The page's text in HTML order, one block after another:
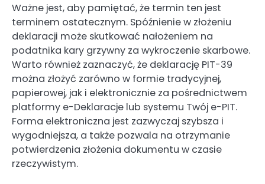
Ważne jest, aby pamiętać, że termin ten jest
terminem ostatecznym. Spóźnienie w złożeniu
deklaracji może skutkować nałożeniem na
podatnika kary grzywny za wykroczenie skarbowe.
Warto również zaznaczyć, że deklarację PIT-39
można złożyć zarówno w formie tradycyjnej,
papierowej, jak i elektronicznie za pośrednictwem
platformy e-Deklaracje lub systemu Twój e-PIT.
Forma elektroniczna jest zazwyczaj szybsza i
wygodniejsza, a także pozwala na otrzymanie
potwierdzenia złożenia dokumentu w czasie
rzeczywistym.